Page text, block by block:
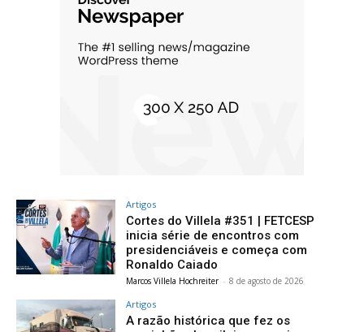
Artigos
Cortes do Villela #351 | FETCESP
inicia série de encontros com
presidenciáveis e começa com
Ronaldo Caiado
Marcos Villela Hochreiter - 8 de agosto de 2026
Artigos
A razão histórica que fez os